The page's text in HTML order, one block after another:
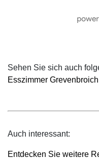
Sehen Sie sich auch
Esszimmer Grevenbroich
Auch interessant:
Entdecken Sie weitere